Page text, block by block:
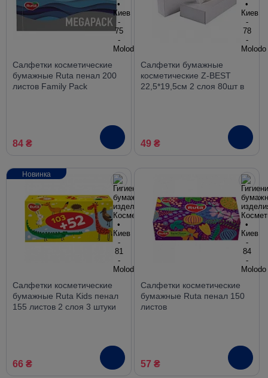
Салфетки косметические
бумажные Ruta пенал 200
листов Family Рack
84 ₴
Салфетки бумажные
косметические Z-BEST
22,5*19,5см 2 слоя 80шт в
49 ₴
Салфетки косметические
бумажные Ruta Kids пенал
155 листов 2 слоя 3 штуки
66 ₴
Новинка
Салфетки косметические
бумажные Ruta пенал 150
листов
57 ₴